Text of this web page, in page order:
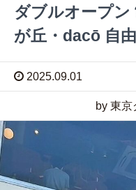
ダブルオープン
が丘・dacō 自由
2025.09.01
by 東京